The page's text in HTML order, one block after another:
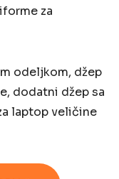
za
odeljkom, džep
dodatni džep sa
laptop veličine